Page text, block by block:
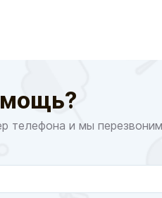
телефона и мы